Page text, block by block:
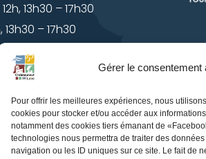
Gérer le consentement
Pour offrir les meilleures expériences, nous
cookies pour stocker et/ou accéder aux
notamment des cookies tiers émanant de
technologies nous permettra de traiter des
navigation ou les ID uniques sur ce site. Le fait de
13h30 – 17h30
13h30 – 17h30
13h30 – 17h30